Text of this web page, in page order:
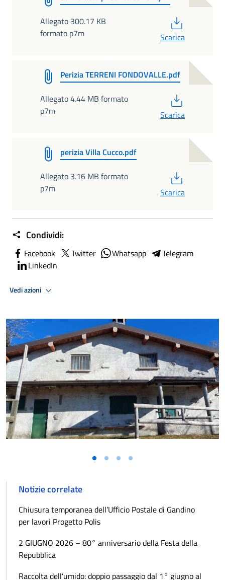
Allegato 300.17 KB
formato p7m
Scarica
Perizia TERRENI FONDOVALLE.pdf
Allegato 4.44 MB formato
p7m
Scarica
perizia Villa Cucco.pdf
Allegato 3.16 MB formato
p7m
Scarica
Condividi:
Facebook Twitter Whatsapp
Telegram
LinkedIn
Vedi azioni
Notizie correlate
Chiusura temporanea dell’Ufficio Postale di Gandino
per lavori Progetto Polis
2 GIUGNO 2026 – 80° anniversario della Festa della
Repubblica
Raccolta dell’umido: doppio passaggio dal 1° giugno al